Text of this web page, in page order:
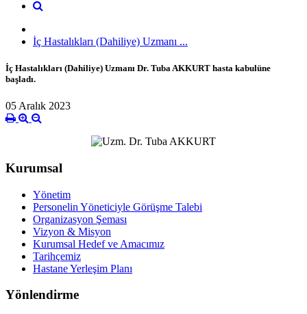
İç Hastalıkları (Dahiliye) Uzmanı ...
İç Hastalıkları (Dahiliye) Uzmanı Dr. Tuba AKKURT hasta kabulüne
başladı.
05 Aralık 2023
Kurumsal
Yönetim
Personelin Yöneticiyle Görüşme Talebi
Organizasyon Şeması
Vizyon & Misyon
Kurumsal Hedef ve Amacımız
Tarihçemiz
Hastane Yerleşim Planı
Yönlendirme